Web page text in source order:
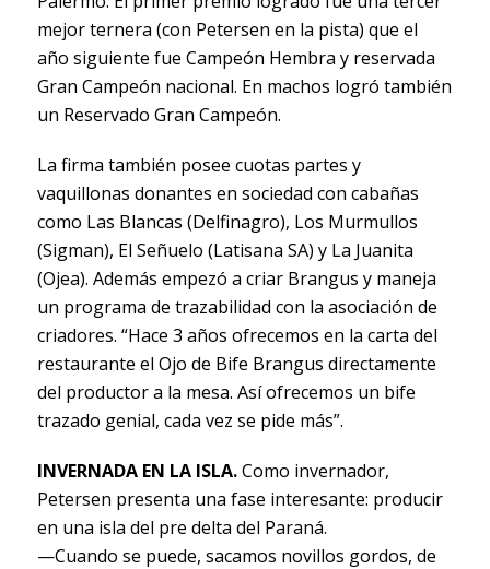
mejor ternera (con Petersen en la pista) que el
año siguiente fue Campeón Hembra y reservada
Gran Campeón nacional. En machos logró también
un Reservado Gran Campeón.
La firma también posee cuotas partes y
vaquillonas donantes en sociedad con cabañas
como Las Blancas (Delfinagro), Los Murmullos
(Sigman), El Señuelo (Latisana SA) y La Juanita
(Ojea). Además empezó a criar Brangus y maneja
un programa de trazabilidad con la asociación de
criadores. “Hace 3 años ofrecemos en la carta del
restaurante el Ojo de Bife Brangus directamente
del productor a la mesa. Así ofrecemos un bife
trazado genial, cada vez se pide más”.
INVERNADA EN LA ISLA.Como invernador,
Petersen presenta una fase interesante: producir
en una isla del pre delta del Paraná.
—Cuando se puede, sacamos novillos gordos, de